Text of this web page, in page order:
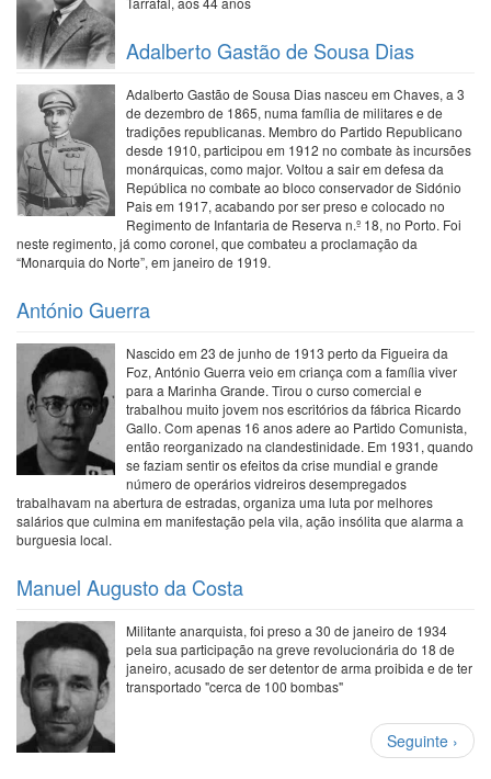
Adalberto Gastão de Sousa Dias
Adalberto Gastão de Sousa Dias nasceu em Chaves, a 3
de dezembro de 1865, numa família de militares e de
tradições republicanas. Membro do Partido Republicano
desde 1910, participou em 1912 no combate às incursões
monárquicas, como major. Voltou a sair em defesa da
República no combate ao bloco conservador de Sidónio
Pais em 1917, acabando por ser preso e colocado no
Regimento de Infantaria de Reserva n.º 18, no Porto. Foi
neste regimento, já como coronel, que combateu a proclamação da
“Monarquia do Norte”, em janeiro de 1919.
António Guerra
Nascido em 23 de junho de 1913 perto da Figueira da
Foz, António Guerra veio em criança com a família viver
para a Marinha Grande. Tirou o curso comercial e
trabalhou muito jovem nos escritórios da fábrica Ricardo
Gallo. Com apenas 16 anos adere ao Partido Comunista,
então reorganizado na clandestinidade. Em 1931, quando
se faziam sentir os efeitos da crise mundial e grande
número de operários vidreiros desempregados
trabalhavam na abertura de estradas, organiza uma luta por melhores
salários que culmina em manifestação pela vila, ação insólita que alarma a
burguesia local.
Manuel Augusto da Costa
Militante anarquista, foi preso a 30 de janeiro de 1934
pela sua participação na greve revolucionária do 18 de
janeiro, acusado de ser detentor de arma proibida e de ter
transportado "cerca de 100 bombas"
Paginação
Próxima
página
Seguinte ›